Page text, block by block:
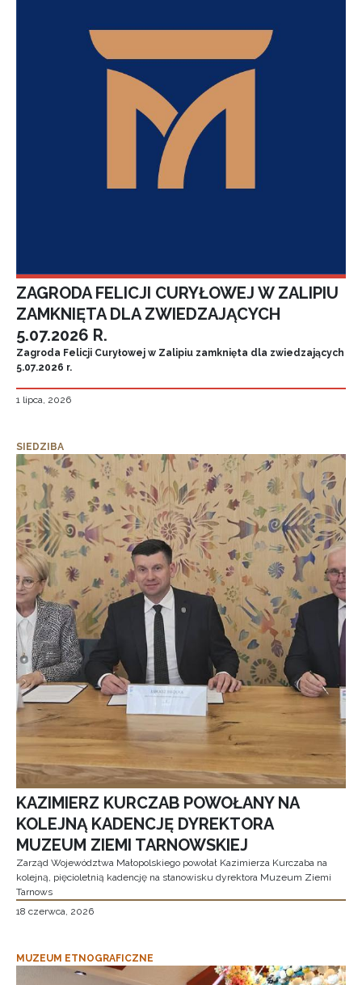
ZAGRODA FELICJI CURYŁOWEJ W ZALIPIU
ZAMKNIĘTA DLA ZWIEDZAJĄCYCH
5.07.2026 R.
Zagroda Felicji Curyłowej w Zalipiu zamknięta dla zwiedzających
5.07.2026 r.
1 lipca, 2026
SIEDZIBA
KAZIMIERZ KURCZAB POWOŁANY NA
KOLEJNĄ KADENCJĘ DYREKTORA
MUZEUM ZIEMI TARNOWSKIEJ
Zarząd Województwa Małopolskiego powołał Kazimierza Kurczaba na
kolejną, pięcioletnią kadencję na stanowisku dyrektora Muzeum Ziemi
Tarnows
18 czerwca, 2026
MUZEUM ETNOGRAFICZNE